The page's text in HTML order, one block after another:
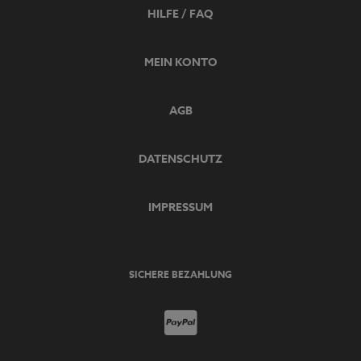
HILFE / FAQ
MEIN KONTO
AGB
DATENSCHUTZ
IMPRESSUM
SICHERE BEZAHLUNG